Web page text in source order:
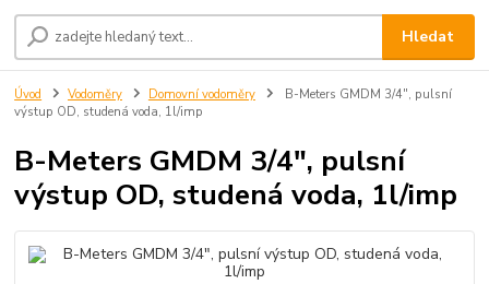
Hledat
Úvod Vodoměry Domovní vodoměry
B-Meters GMDM 3/4", pulsní
výstup OD, studená voda, 1l/imp
B-Meters GMDM 3/4", pulsní
výstup OD, studená voda, 1l/imp